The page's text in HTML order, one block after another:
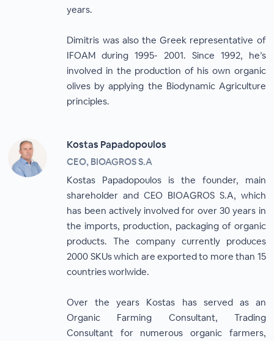
years.
Dimitris was also the Greek representative of
IFOAM during 1995- 2001. Since 1992, he’s
involved in the production of his own organic
olives by applying the Biodynamic Agriculture
principles.
Kostas Papadopoulos
CEO, BIOAGROS S.A
Kostas Papadopoulos is the founder, main
shareholder and CEO BIOAGROS S.A, which
has been actively involved for over 30 years in
the imports, production, packaging of organic
products. The company currently produces
2000 SKUs which are exported to more than 15
countries worlwide.
Over the years Kostas has served as an
Organic Farming Consultant, Trading
Consultant for numerous organic farmers,